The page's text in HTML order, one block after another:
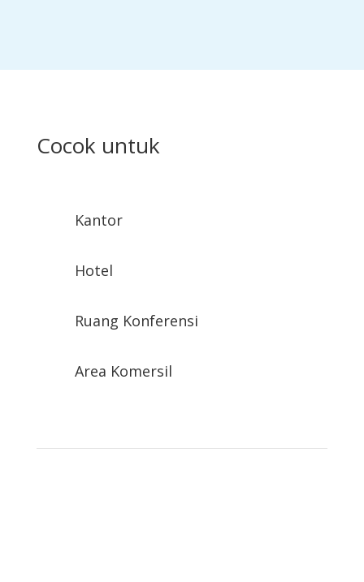
Cocok untuk
Kantor
Hotel
Ruang Konferensi
Area Komersil